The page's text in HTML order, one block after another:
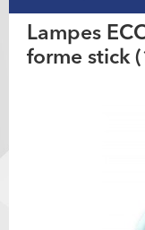
Lampes
forme stick